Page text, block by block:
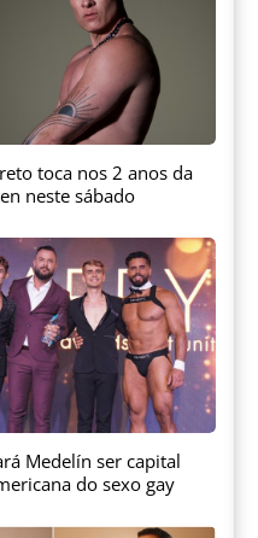
toca nos 2 anos da
neste sábado
Medelín ser capital
do sexo gay